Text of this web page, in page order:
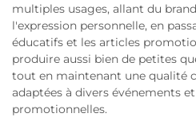
multiples usages, allant du
l'expression personnelle, en
éducatifs et les articles
produire aussi bien de petites
tout en maintenant une qualité
adaptées à divers événements
promotionnelles.